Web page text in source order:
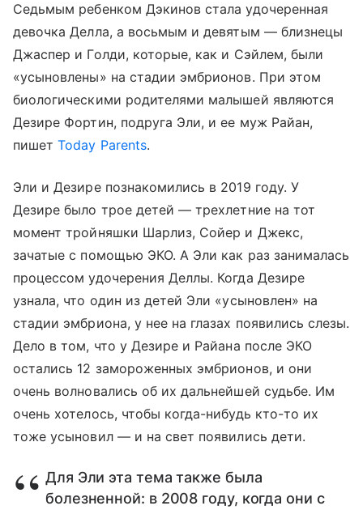
Седьмым ребенком Дэкинов стала удочеренная
девочка Делла, а восьмым и девятым — близнецы
Джаспер и Голди, которые, как и Сэйлем, были
«усыновлены» на стадии эмбрионов. При этом
биологическими родителями малышей являются
Дезире Фортин, подруга Эли, и ее муж Райан,
пишетToday Parents.
Эли и Дезире познакомились в 2019 году. У
Дезире было трое детей — трехлетние на тот
момент тройняшки Шарлиз, Сойер и Джекс,
зачатые с помощью ЭКО. А Эли как раз занималась
процессом удочерения Деллы. Когда Дезире
узнала, что один из детей Эли «усыновлен» на
стадии эмбриона, у нее на глазах появились слезы.
Дело в том, что у Дезире и Райана после ЭКО
остались 12 замороженных эмбрионов, и они
очень волновались об их дальнейшей судьбе. Им
очень хотелось, чтобы когда-нибудь кто-то их
тоже усыновил — и на свет появились дети.
Для Эли эта тема также была
болезненной: в 2008 году, когда они с